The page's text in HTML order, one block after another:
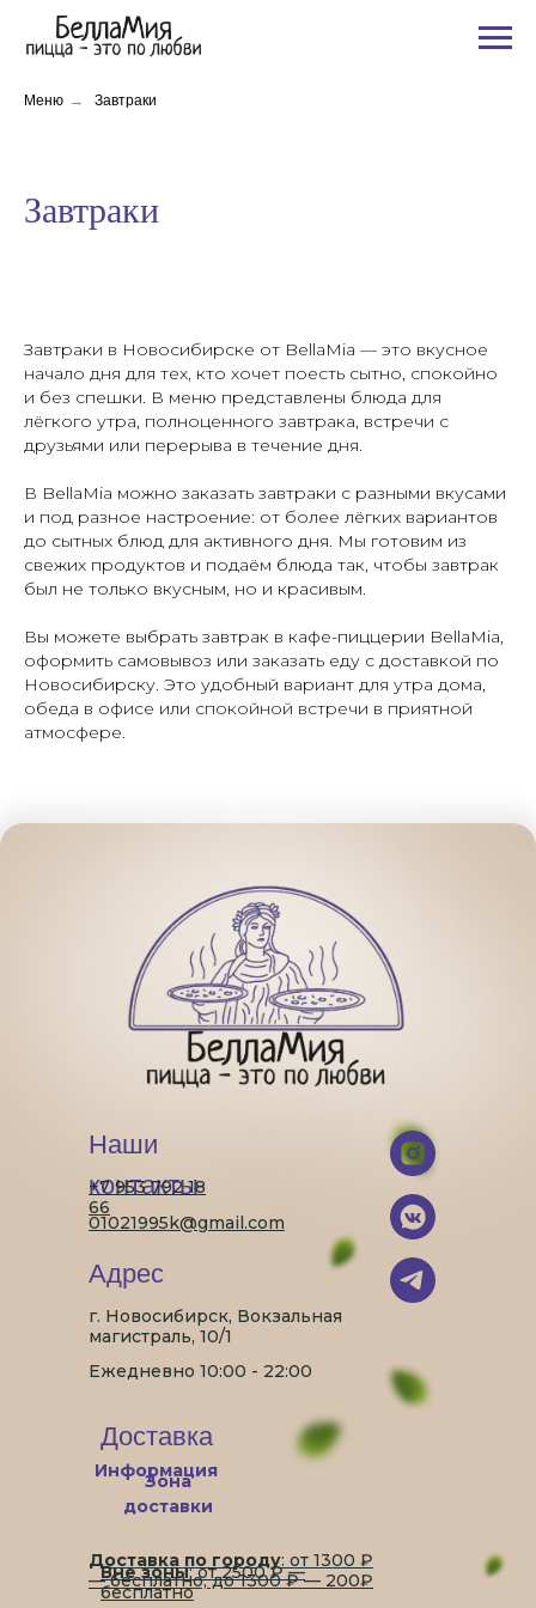
Меню → Завтраки
Завтраки
Завтраки в Новосибирске от BellaMia — это вкусное
начало дня для тех, кто хочет поесть сытно, спокойно
и без спешки. В меню представлены блюда для
лёгкого утра, полноценного завтрака, встречи с
друзьями или перерыва в течение дня.
В BellaMia можно заказать завтраки с разными вкусами
и под разное настроение: от более лёгких вариантов
до сытных блюд для активного дня. Мы готовим из
свежих продуктов и подаём блюда так, чтобы завтрак
был не только вкусным, но и красивым.
Вы можете выбрать завтрак в кафе-пиццерии BellaMia,
оформить самовывоз или заказать еду с доставкой по
Новосибирску. Это удобный вариант для утра дома,
обеда в офисе или спокойной встречи в приятной
атмосфере.
Адрес
Ежедневно 10:00 - 22:00
г. Новосибирск, Вокзальная
магистраль, 10/1
Вне зоны: от 2500 ₽ —
бесплатно
Доставка по городу: от 1300 ₽
— бесплатно, до 1300 ₽ — 200₽
Доставка
Зона
доставки
Информация
Наши
контакты
+7 953 792 18
66
01021995k@gmail.com